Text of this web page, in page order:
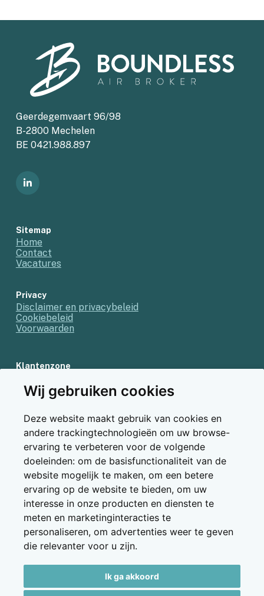
Wij gebruiken cookies
Deze website maakt gebruik van cookies en
andere trackingtechnologieën om uw browse-
ervaring te verbeteren voor de volgende
doeleinden: om de basisfunctionaliteit van de
website mogelijk te maken, om een betere
ervaring op de website te bieden, om uw
interesse in onze producten en diensten te
meten en marketinginteracties te
personaliseren, om advertenties weer te geven
die relevanter voor u zijn.
Ik ga akkoord
Geerdegemvaart 96/98
B-2800 Mechelen
BE 0421.988.897
Sitemap
Home
Contact
Vacatures
Privacy
Disclaimer en privacybeleid
Cookiebeleid
Voorwaarden
Klantenzone
Aanmelden
Nog geen klant en wil je klant worden?
Neem contact op met Boundless
Aangesloten bij Garantiefonds Reizen
Lid van IATA en VVR